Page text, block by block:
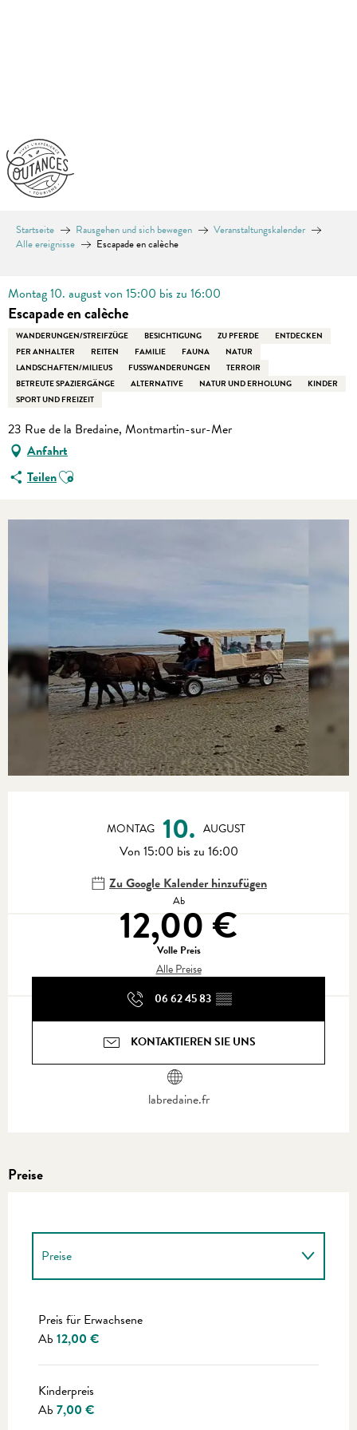
Startseite Rausgehen und sich bewegen
Veranstaltungskalender
Alle ereignisse
Escapade en calèche
Montag 10. august von 15:00 bis zu 16:00
Escapade en calèche
WANDERUNGEN/STREIFZÜGE BESICHTIGUNG ZU PFERDE
ENTDECKEN
PER ANHALTER
REITEN FAMILIE FAUNA
NATUR
LANDSCHAFTEN/MILIEUS
FUSSWANDERUNGEN
TERROIR
BETREUTE SPAZIERGÄNGE
ALTERNATIVE NATUR UND ERHOLUNG
KINDER
SPORT UND FREIZEIT
23 Rue de la Bredaine, Montmartin-sur-Mer
Anfahrt
TeilenAjouter aux favoris
MONTAG 10. AUGUST
Von 15:00 bis zu 16:00
Zu Google Kalender hinzufügen
Ab
12,00 €
Volle Preis
Alle Preise
06 62 45 83 ▒▒
KONTAKTIEREN SIE UNS
labredaine.fr
Preise
Preise
Preis für Erwachsene
Ab 12,00 €
Kinderpreis
Ab 7,00 €